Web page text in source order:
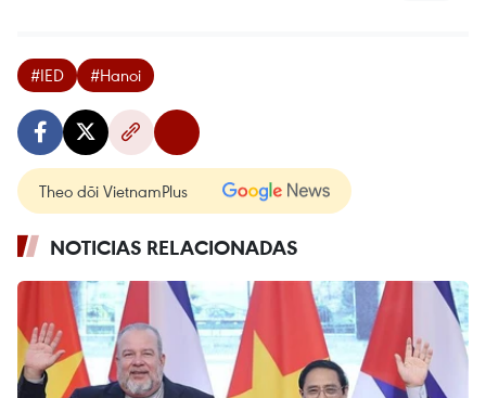
#IED #Hanoi
Theo dõi VietnamPlus
NOTICIAS RELACIONADAS